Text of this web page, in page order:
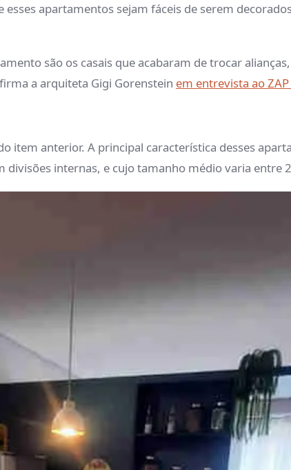
apartamentos sejam fáceis de serem
são os casais que acabaram de trocar
a arquiteta Gigi Gorenstein em entrevista ao
item anterior. A principal característica desses
internas, e cujo tamanho médio varia entre